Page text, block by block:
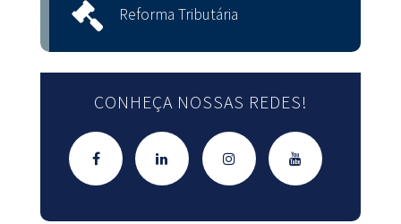
Reforma Tributária
CONHEÇA NOSSAS REDES!